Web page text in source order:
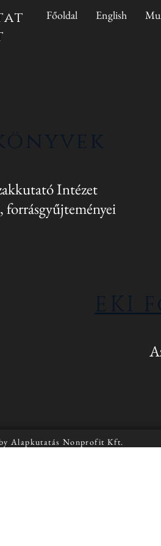
Főoldal English
Intézet
forrásgyűjteményei
EKI
Alapkutatás Nonprofit Kft.